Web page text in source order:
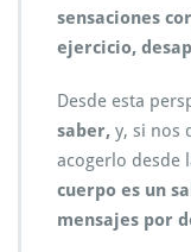
sensaciones
ejercicio,
Desde esta
saber, y, si nos
acogerlo desde
cuerpo es un
mensajes por